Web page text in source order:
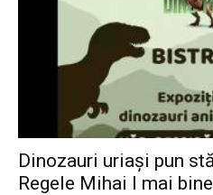
Dinozauri uriași pun
Regele Mihai I mai